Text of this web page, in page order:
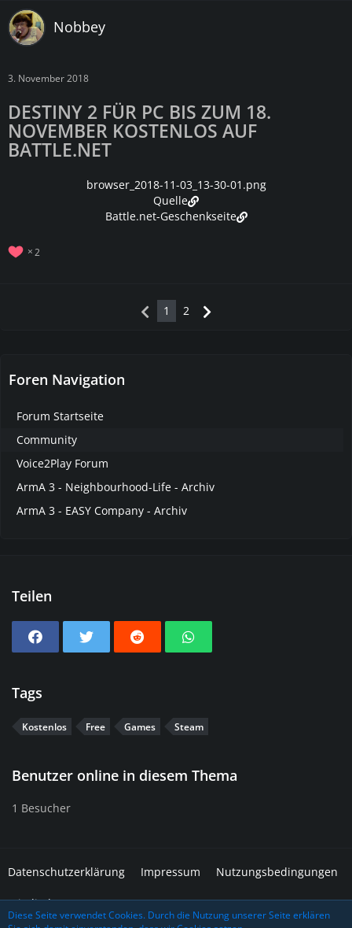
Nobbey
3. November 2018
DESTINY 2 FÜR PC BIS ZUM 18.
NOVEMBER KOSTENLOS AUF
BATTLE.NET
browser_2018-11-03_13-30-01.png
Quelle
Battle.net-Geschenkseite
2
1 2
Foren Navigation
Forum Startseite
Community
Voice2Play Forum
ArmA 3 - Neighbourhood-Life - Archiv
ArmA 3 - EASY Company - Archiv
Teilen
Tags
Kostenlos Free Games Steam
Benutzer online in diesem Thema
1 Besucher
Datenschutzerklärung Impressum Nutzungsbedingungen
Mitglieder
Diese Seite verwendet Cookies. Durch die Nutzung unserer Seite erklären